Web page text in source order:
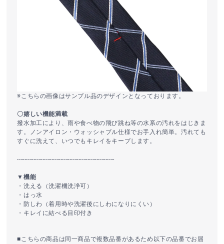
※こちらの画像はサンプル品のデザインとなっております。
〇嬉しい機能満載
撥水加工により、雨や食べ物の飛び跳ね等の水系の汚れをはじきま
す。ノンアイロン・ウォッシャブル仕様でお手入れ簡単。汚れても
すぐに洗えて、いつでもキレイをキープします。
------------------------------------------------------
▼機能
・洗える（洗濯機洗浄可）
・はっ水
・防しわ（着用時や洗濯後にしわになりにくい）
・キレイに結べる目印付き
■こちらの商品は同一商品で複数品番があるため以下の品番でお届